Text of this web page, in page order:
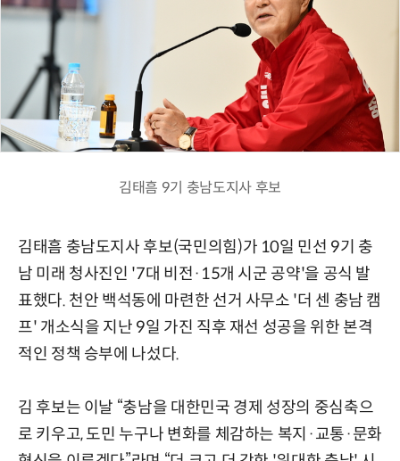
김태흠 9기 충남도지사 후보
김태흠 충남도지사 후보(국민의힘)가 10일 민선 9기 충
남 미래 청사진인 '7대 비전·15개 시군 공약'을 공식 발
표했다. 천안 백석동에 마련한 선거 사무소 '더 센 충남 캠
프' 개소식을 지난 9일 가진 직후 재선 성공을 위한 본격
적인 정책 승부에 나섰다.
김 후보는 이날 “충남을 대한민국 경제 성장의 중심축으
로 키우고, 도민 누구나 변화를 체감하는 복지·교통·문화